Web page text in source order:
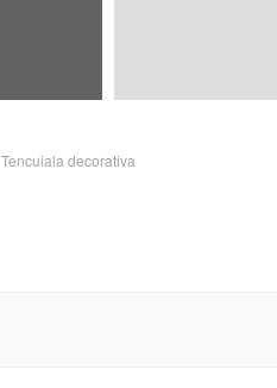
Tencuiala decorativa